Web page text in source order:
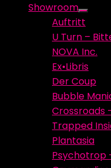
Showroom
Show
sub
menu
Auftritt
U Turn –
NOVA Inc.
Ex•Libris
Der Coup
Bubble
Crossroads
Trapped
Plantasia
Psychotrop